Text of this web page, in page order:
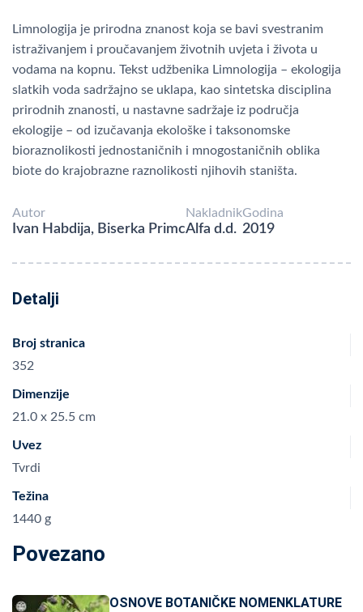
Limnologija je prirodna znanost koja se bavi svestranim
istraživanjem i proučavanjem životnih uvjeta i života u
vodama na kopnu. Tekst udžbenika Limnologija – ekologija
slatkih voda sadržajno se uklapa, kao sintetska disciplina
prirodnih znanosti, u nastavne sadržaje iz područja
ekologije – od izučavanja ekološke i taksonomske
bioraznolikosti jednostaničnih i mnogostaničnih oblika
biote do krajobrazne raznolikosti njihovih staništa.
Autor
Ivan Habdija, Biserka Primc
Nakladnik
Alfa d.d.
Godina
2019
Detalji
Broj stranica
352
Dimenzije
21.0 x 25.5 cm
Uvez
Tvrdi
Težina
1440 g
Povezano
OSNOVE BOTANIČKE NOMENKLATURE